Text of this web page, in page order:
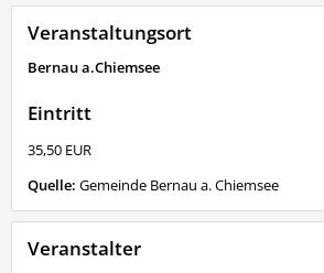
Veranstaltungsort
Bernau a.Chiemsee
Eintritt
35,50 EUR
Quelle: Gemeinde Bernau a. Chiemsee
Veranstalter